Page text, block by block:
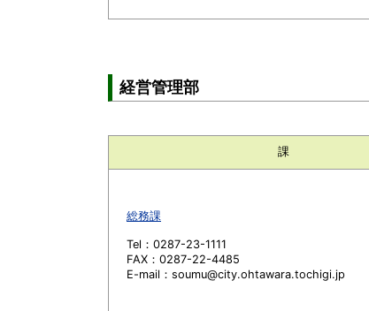
経営管理部
課
総務課
Tel：0287-23-1111
FAX：0287-22-4485
E-mail：soumu@city.ohtawara.tochigi.jp